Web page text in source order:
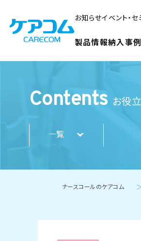
お知らせイベント・
製品情報納入事例
Contents お役
一覧
ナースコールのケアコム